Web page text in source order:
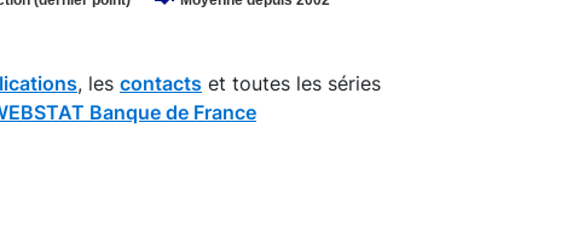
, les contacts et toutes les séries
Banque de France